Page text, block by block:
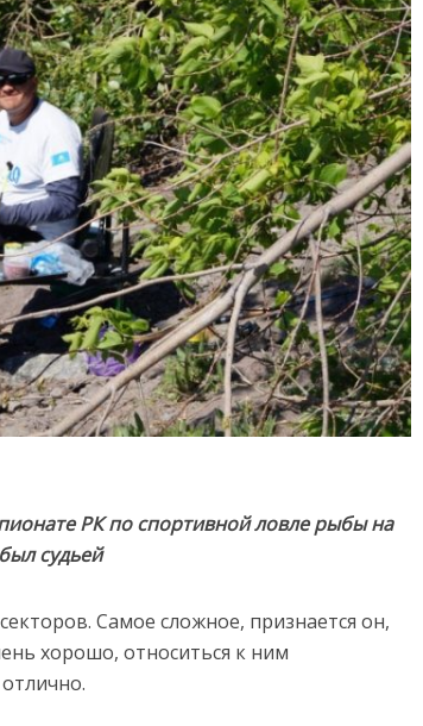
РК по спортивной ловле рыбы на
судьей
Самое сложное, признается он,
хорошо, относиться к ним